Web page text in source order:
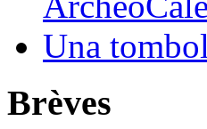
Una
Brèves